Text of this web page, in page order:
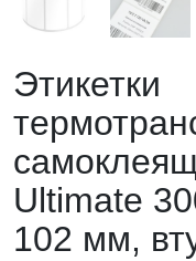
Этикетки
Ultimate
102 мм,